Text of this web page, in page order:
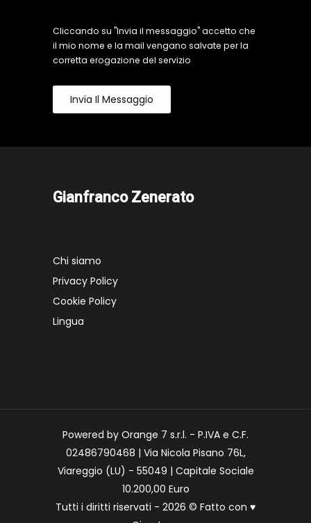
Cliccando su "Invia il messaggio" accetto che
il mio nome e la mail vengano salvate per la
corretta erogazione del servizio
Invia Il Messaggio
Gianfranco Zenerato
Chi siamo
Privacy Policy
Cookie Policy
Lingua
Powered by Orange 7 s.r.l. - P.IVA e C.F.
02486790468 | Via Nicola Pisano 76L,
Viareggio (LU) - 55049 | Capitale Sociale
10.200,00 Euro
Tutti i diritti riservati - 2026 © Fatto con ♥